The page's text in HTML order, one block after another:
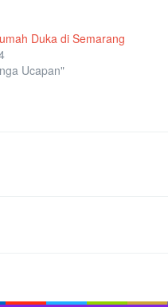
Duka di Semarang
Ucapan"